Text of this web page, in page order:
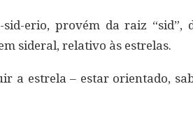
sid-erio, provém da raiz
sideral, relativo às estrelas.
a estrela – estar orientado,